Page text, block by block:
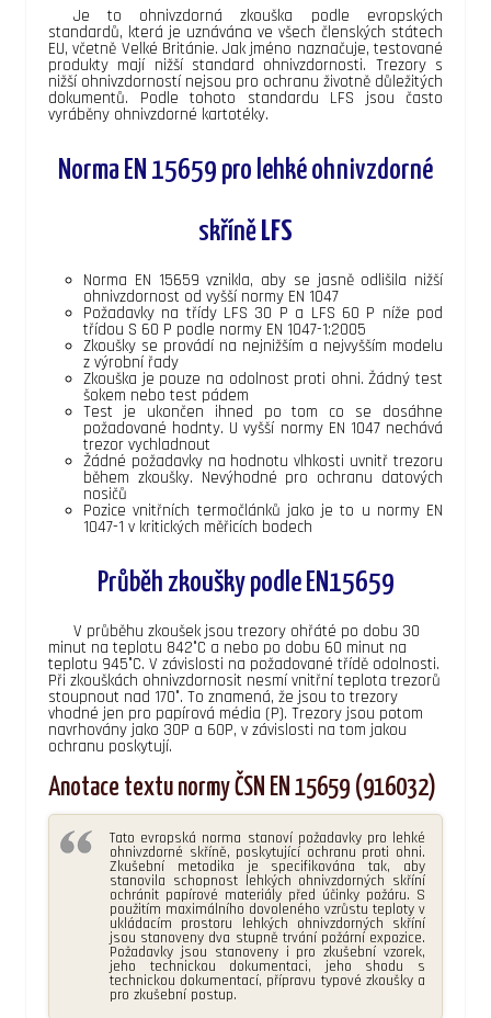
Je to ohnivzdorná zkouška podle evropských
standardů, která je uznávána ve všech členských státech
EU, včetně Velké Británie. Jak jméno naznačuje, testované
produkty mají nižší standard ohnivzdornosti. Trezory s
nižší ohnivzdorností nejsou pro ochranu životně důležitých
dokumentů. Podle tohoto standardu LFS jsou často
vyráběny ohnivzdorné kartotéky.
Norma EN 15659 pro lehké ohnivzdorné
skříně LFS
Norma EN 15659 vznikla, aby se jasně odlišila nižší
ohnivzdornost od vyšší normy EN 1047
Požadavky na třídy LFS 30 P a LFS 60 P níže pod
třídou S 60 P podle normy EN 1047-1:2005
Zkoušky se provádí na nejnižším a nejvyšším modelu
z výrobní řady
Zkouška je pouze na odolnost proti ohni. Žádný test
šokem nebo test pádem
Test je ukončen ihned po tom co se dosáhne
požadované hodnty. U vyšší normy EN 1047 nechává
trezor vychladnout
Žádné požadavky na hodnotu vlhkosti uvnitř trezoru
během zkoušky. Nevýhodné pro ochranu datových
nosičů
Pozice vnitřních termočlánků jako je to u normy EN
1047-1 v kritických měřicích bodech
Průběh zkoušky podle EN15659
V průběhu zkoušek jsou trezory ohřáté po dobu 30
minut na teplotu 842°C a nebo po dobu 60 minut na
teplotu 945°C. V závislosti na požadované třídě odolnosti.
Při zkouškách ohnivzdornosit nesmí vnitřní teplota trezorů
stoupnout nad 170°. To znamená, že jsou to trezory
vhodné jen pro papírová média (P). Trezory jsou potom
navrhovány jako 30P a 60P, v závislosti na tom jakou
ochranu poskytují.
Anotace textu normy ČSN EN 15659 (916032)
Tato evropská norma stanoví požadavky pro lehké
ohnivzdorné skříně, poskytující ochranu proti ohni.
Zkušební metodika je specifikována tak, aby
stanovila schopnost lehkých ohnivzdorných skříní
ochránit papírové materiály před účinky požáru. S
použitím maximálního dovoleného vzrůstu teploty v
ukládacím prostoru lehkých ohnivzdorných skříní
jsou stanoveny dva stupně trvání požární expozice.
Požadavky jsou stanoveny i pro zkušební vzorek,
jeho technickou dokumentaci, jeho shodu s
technickou dokumentací, přípravu typové zkoušky a
pro zkušební postup.